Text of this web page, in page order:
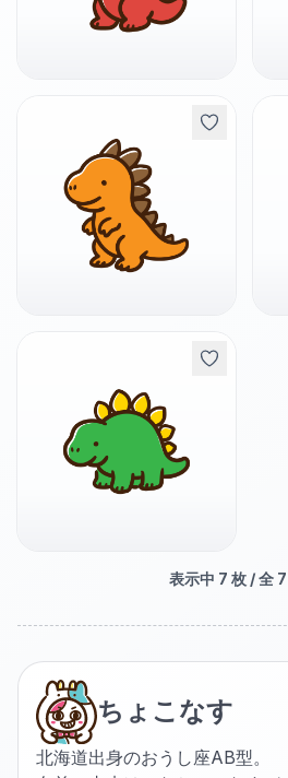
表示中 7 枚 / 全 7
ちょこなす
北海道出身のおうし座AB型。